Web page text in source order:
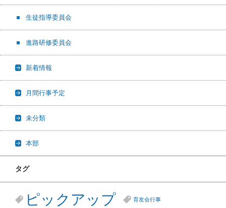
生徒指導委員会
進路研修委員会
新着情報
月間行事予定
未分類
本部
タグ
ピックアップ 育友会行事